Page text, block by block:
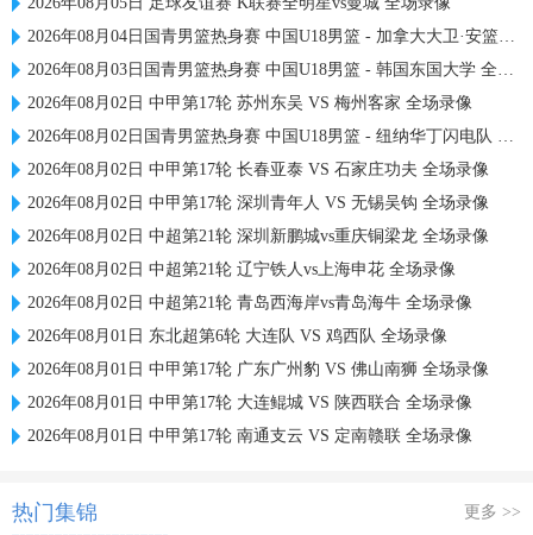
2026年08月04日国青男篮热身赛 中国U18男篮 - 加拿大大卫·安篮球学院 全场录像
2026年08月03日国青男篮热身赛 中国U18男篮 - 韩国东国大学 全场录像
2026年08月02日 中甲第17轮 苏州东吴 VS 梅州客家 全场录像
2026年08月02日国青男篮热身赛 中国U18男篮 - 纽纳华丁闪电队 全场录像
2026年08月02日 中甲第17轮 长春亚泰 VS 石家庄功夫 全场录像
2026年08月02日 中甲第17轮 深圳青年人 VS 无锡吴钩 全场录像
2026年08月02日 中超第21轮 深圳新鹏城vs重庆铜梁龙 全场录像
2026年08月02日 中超第21轮 辽宁铁人vs上海申花 全场录像
2026年08月02日 中超第21轮 青岛西海岸vs青岛海牛 全场录像
2026年08月01日 东北超第6轮 大连队 VS 鸡西队 全场录像
2026年08月01日 中甲第17轮 广东广州豹 VS 佛山南狮 全场录像
2026年08月01日 中甲第17轮 大连鲲城 VS 陕西联合 全场录像
2026年08月01日 中甲第17轮 南通支云 VS 定南赣联 全场录像
热门集锦 更多 >>